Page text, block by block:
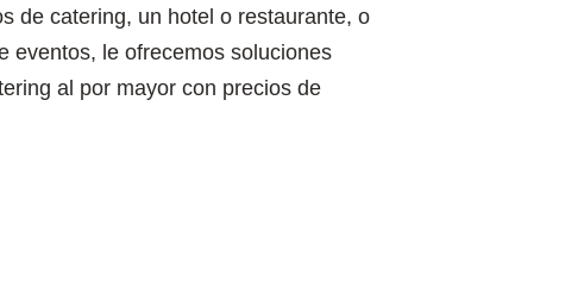
de catering, un hotel o restaurante, o
eventos, le ofrecemos soluciones
al por mayor con precios de